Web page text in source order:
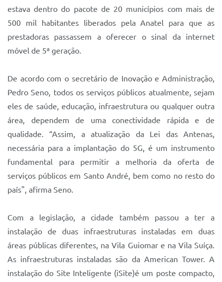
estava dentro do pacote de 20 municípios com mais de
500 mil habitantes liberados pela Anatel para que as
prestadoras passassem a oferecer o sinal da internet
móvel de 5ª geração.
De acordo com o secretário de Inovação e Administração,
Pedro Seno, todos os serviços públicos atualmente, sejam
eles de saúde, educação, infraestrutura ou qualquer outra
área, dependem de uma conectividade rápida e de
qualidade. “Assim, a atualização da Lei das Antenas,
necessária para a implantação do 5G, é um instrumento
fundamental para permitir a melhoria da oferta de
serviços públicos em Santo André, bem como no resto do
país", afirma Seno.
Com a legislação, a cidade também passou a ter a
instalação de duas infraestruturas instaladas em duas
áreas públicas diferentes, na Vila Guiomar e na Vila Suíça.
As infraestruturas instaladas são da American Tower. A
instalação do Site Inteligente (iSite)é um poste compacto,